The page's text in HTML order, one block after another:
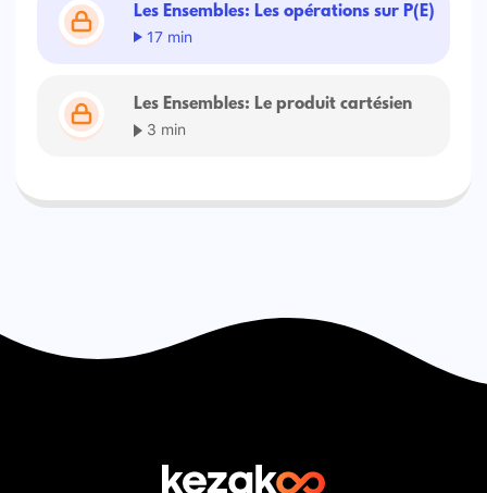
Les Ensembles: Les opérations sur P(E)
17 min
Les Ensembles: Le produit cartésien
3 min